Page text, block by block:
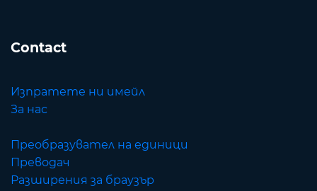
Contact
Изпратете ни имейл
За нас
Преобразувател на единици
Преводач
Разширения за браузър